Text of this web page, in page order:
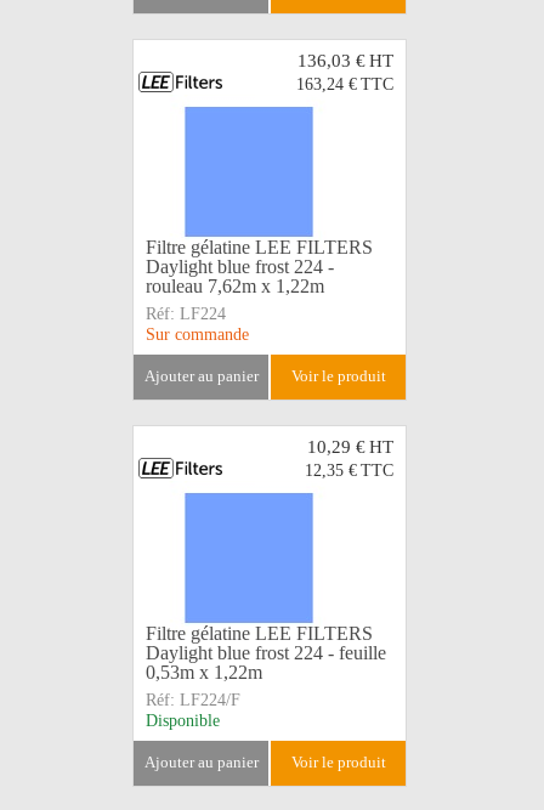
136,03 €HT
163,24 € TTC
Filtre gélatine LEE FILTERS
Daylight blue frost 224 -
rouleau 7,62m x 1,22m
Réf: LF224
Sur commande
ajouter au panier voir le produit
10,29 €HT
12,35 € TTC
Filtre gélatine LEE FILTERS
Daylight blue frost 224 - feuille
0,53m x 1,22m
Réf: LF224/F
Disponible
ajouter au panier voir le produit